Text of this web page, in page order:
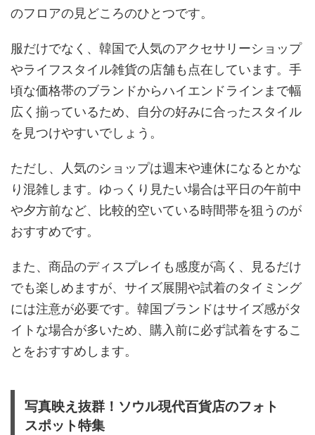
のフロアの見どころのひとつです。
服だけでなく、韓国で人気のアクセサリーショップ
やライフスタイル雑貨の店舗も点在しています。手
頃な価格帯のブランドからハイエンドラインまで幅
広く揃っているため、自分の好みに合ったスタイル
を見つけやすいでしょう。
ただし、人気のショップは週末や連休になるとかな
り混雑します。ゆっくり見たい場合は平日の午前中
や夕方前など、比較的空いている時間帯を狙うのが
おすすめです。
また、商品のディスプレイも感度が高く、見るだけ
でも楽しめますが、サイズ展開や試着のタイミング
には注意が必要です。韓国ブランドはサイズ感がタ
イトな場合が多いため、購入前に必ず試着をするこ
とをおすすめします。
写真映え抜群！ソウル現代百貨店のフォト
スポット特集